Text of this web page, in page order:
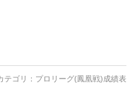
テゴリ： プロリーグ(鳳凰戦)成績表